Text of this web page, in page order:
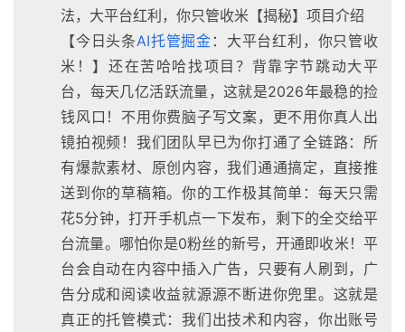
法，大平台红利，你只管收米【揭秘】项目介绍
【今日头条AI托管掘金 ：大平台红利，你只管收
米！】还在苦哈哈找项目？背靠字节跳动大平
台，每天几亿活跃流量，这就是2026年最稳的捡
钱风口！不用你费脑子写文案，更不用你真人出
镜拍视频！我们团队早已为你打通了全链路：所
有爆款素材、原创内容，我们通通搞定，直接推
送到你的草稿箱。你的工作极其简单：每天只需
花5分钟，打开手机点一下发布，剩下的全交给平
台流量。哪怕你是0粉丝的新号，开通即收米！平
台会自动在内容中插入广告，只要有人刷到，广
告分成和阅读收益就源源不断进你兜里。这就是
真正的托管模式：我们出技术和内容，你出账号